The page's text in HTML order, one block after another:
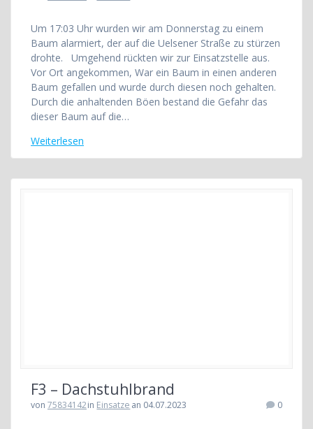
Um 17:03 Uhr wurden wir am Donnerstag zu einem
Baum alarmiert, der auf die Uelsener Straße zu stürzen
drohte. Umgehend rückten wir zur Einsatzstelle aus.
Vor Ort angekommen, War ein Baum in einen anderen
Baum gefallen und wurde durch diesen noch gehalten.
Durch die anhaltenden Böen bestand die Gefahr das
dieser Baum auf die…
Weiterlesen
F3 – Dachstuhlbrand
von 75834142in Einsatze an 04.07.2023 0